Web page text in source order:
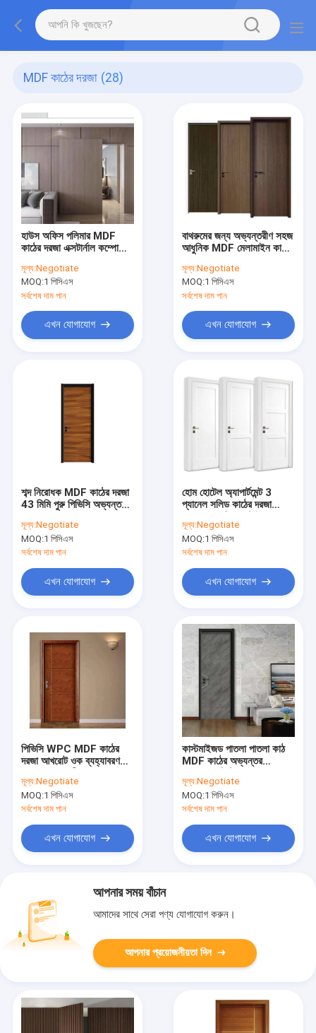
MDF কাঠের দরজা (28)
হাউস অফিস পলিমার MDF
কাঠের দরজা এক্সটার্নাল কম্পোজিট
মূল্য:Negotiate
MOQ:1 পিসিএস
সর্বশেষ দাম পান
এখন যোগাযোগ
বাথরুমের জন্য অভ্যন্তরীণ সহজ
আধুনিক MDF মেলামাইন কাঠের
মূল্য:Negotiate
MOQ:1 পিসিএস
সর্বশেষ দাম পান
এখন যোগাযোগ
শব্দ নিরোধক MDF কাঠের দরজা
43 মিমি পুরু পিভিসি অভ্যন্তরীণ
মূল্য:Negotiate
MOQ:1 পিসিএস
সর্বশেষ দাম পান
এখন যোগাযোগ
হোম হোটেল অ্যাপার্টমেন্ট 3
প্যানেল সলিড কাঠের দরজা
দরজা
মূল্য:Negotiate
MOQ:1 পিসিএস
সর্বশেষ দাম পান
এখন যোগাযোগ
পিভিসি WPC MDF কাঠের
দরজা আখরোট ওক ব্যহ্যাবরণ
মূল্য:Negotiate
MOQ:1 পিসিএস
সর্বশেষ দাম পান
এখন যোগাযোগ
কাস্টমাইজড পাতলা পাতলা কাঠ
MDF কাঠের অভ্যন্তর
দরজা
মূল্য:Negotiate
MOQ:1 পিসিএস
সর্বশেষ দাম পান
এখন যোগাযোগ
আপনার সময় বাঁচান
আমাদের সাথে সেরা পণ্য যোগাযোগ করুন।
আপনার প্রয়োজনীয়তা দিন